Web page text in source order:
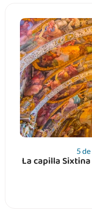
5
La capilla